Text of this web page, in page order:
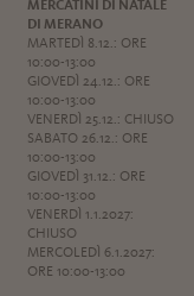
MERCATINI DI NATALE
DI MERANO
MARTEDÌ 8.12.: ORE
10:00-13:00
GIOVEDÌ 24.12.: ORE
10:00-13:00
VENERDÌ 25.12.: CHIUSO
SABATO 26.12.: ORE
10:00-13:00
GIOVEDÌ 31.12.: ORE
10:00-13:00
VENERDÌ 1.1.2027:
CHIUSO
MERCOLEDÌ 6.1.2027:
ORE 10:00-13:00